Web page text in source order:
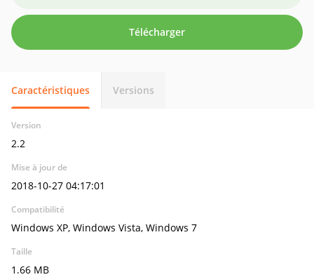
Télécharger
Caractéristiques Versions
Version
2.2
Mise à jour de
2018-10-27 04:17:01
Compatibilité
Windows XP, Windows Vista, Windows 7
Taille
1.66 MB